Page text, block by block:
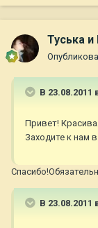
Туська и
В 23.08.2011
Привет!
Заходите к нам
В 23.08.2011